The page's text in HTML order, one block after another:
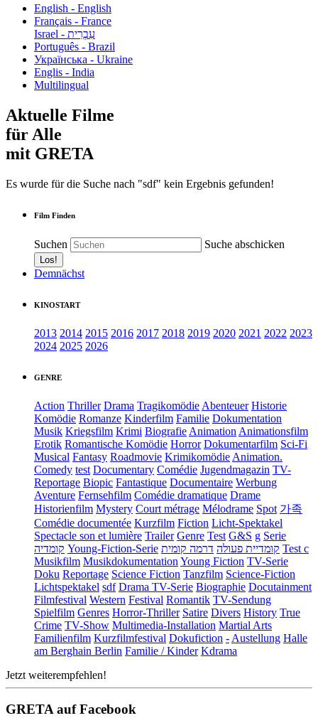
English - English
Français - France
עִבְרִית - Israel
Português - Brazil
Українська - Ukraine
Englis - India
Multilingual
Aktuelle Filme
für Alle
mit GRETA
Es wurde für die Suche nach "sdf" kein Ergebnis gefunden!
Film Finden
Suchen Suche abschicken
Demnächst
KINOSTART
2013 2014 2015 2016 2017 2018 2019 2020 2021 2022 2023
2024 2025 2026
GENRE
Action Thriller Drama Tragikomödie Abenteuer Historie
Komödie Romanze Kinderfilm Familie Dokumentation
Musik Kriegsfilm Krimi Biografie Animation Animationsfilm
Erotik Romantische Komödie Horror Dokumentarfilm Sci-Fi
Musical Fantasy Roadmovie Krimikomödie Animation.
Comedy test Documentary Comédie Jugendmagazin TV-
Reportage Biopic Fantastique Documentaire Werbung
Aventure Fernsehfilm Comédie dramatique Drame
Historienfilm Mystery Court métrage Mélodrame Spot 가족
Comédie documentée Kurzfilm Fiction Licht-Spektakel
Spectacle son et lumière Trailer Genre Test G&S g Serie
קומדיה Young-Fiction-Serie קומדיית פעולה דרמה קומית
Test c
Musikfilm Musikdokumentation Young Fiction TV-Serie
Doku Reportage Science Fiction Tanzfilm Science-Fiction
Lichtspektakel sdf Drama TV-Serie Biographie Docutainment
Filmfestival Western Festival Romantik TV-Sendung
Spielfilm Genres Horror-Thriller Satire Divers History True
Crime TV-Show Multimedia-Installation Martial Arts
Familienfilm Kurzfilmfestival Dokufiction - Austellung Halle
am Berghain Berlin Familie / Kinder Kdrama
Jetzt weiterempfehlen!
GRETA auf Facebook